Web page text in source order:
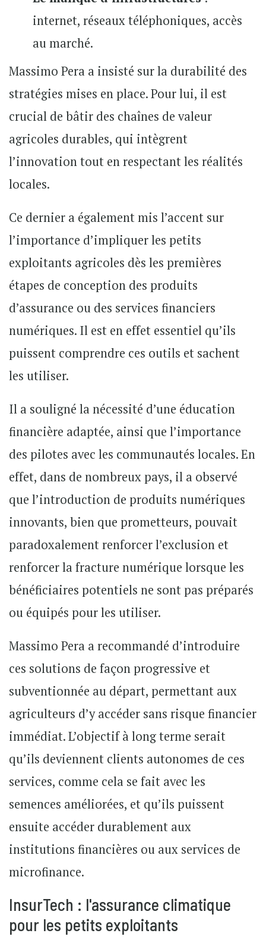
internet, réseaux téléphoniques, accès
au marché.
Massimo Pera a insisté sur la durabilité des
stratégies mises en place. Pour lui, il est
crucial de bâtir des chaînes de valeur
agricoles durables, qui intègrent
l’innovation tout en respectant les réalités
locales.
Ce dernier a également mis l’accent sur
l’importance d’impliquer les petits
exploitants agricoles dès les premières
étapes de conception des produits
d’assurance ou des services financiers
numériques. Il est en effet essentiel qu’ils
puissent comprendre ces outils et sachent
les utiliser.
Il a souligné la nécessité d’une éducation
financière adaptée, ainsi que l’importance
des pilotes avec les communautés locales. En
effet, dans de nombreux pays, il a observé
que l’introduction de produits numériques
innovants, bien que prometteurs, pouvait
paradoxalement renforcer l’exclusion et
renforcer la fracture numérique lorsque les
bénéficiaires potentiels ne sont pas préparés
ou équipés pour les utiliser.
Massimo Pera a recommandé d’introduire
ces solutions de façon progressive et
subventionnée au départ, permettant aux
agriculteurs d’y accéder sans risque financier
immédiat. L’objectif à long terme serait
qu’ils deviennent clients autonomes de ces
services, comme cela se fait avec les
semences améliorées, et qu’ils puissent
ensuite accéder durablement aux
institutions financières ou aux services de
microfinance.
InsurTech : l'assurance climatique
pour les petits exploitants